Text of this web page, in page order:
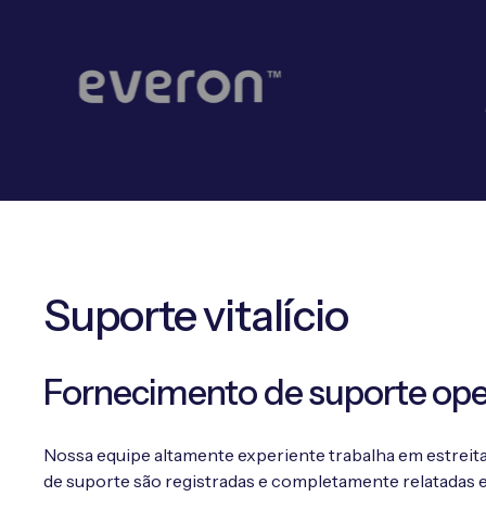
Suporte vitalício
Fornecimento de suporte
Nossa equipe altamente experiente trabalha em
de suporte são registradas e completamente relatadas